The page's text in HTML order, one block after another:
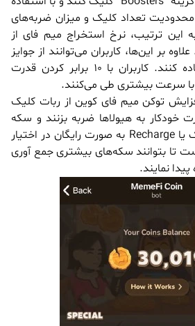
محدودیت تعداد کلیک و میزان ضربه‌های
این ترتیب، نرخ استخراج میم فای از
بر این‌ها، کاربران می‌توانند از جوایز
روزانه رایگان هم استفاده کنند. کاربران با 10 برابر کردن قدرت
با سرعت بیشتری طی می‌کنند.
توکن میم فای کوین از ربات کلیک
خودکار به هیولاها ضربه بزنند و سکه
دریافت کنند. ربات کلیک یا Recharge به صورت رایگان در اختیار
تا بتوانند سکه‌های بیشتری جمع آوری
نمایند.